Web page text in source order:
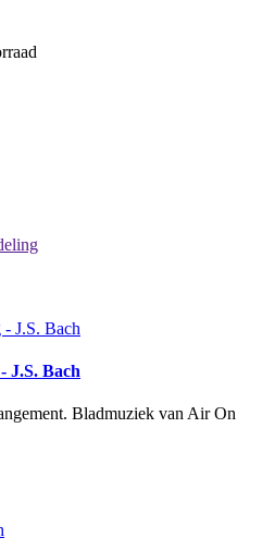
J.S. Bach
Bladmuziek van Air On